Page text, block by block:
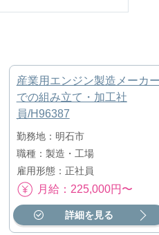
産業用エンジン製造メーカー
での組み立て・加工社
員/H96387
勤務地：明石市
職種：製造・工場
雇用形態：正社員
月給：225,000円〜
詳細を見る